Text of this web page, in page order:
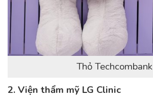
Thỏ Techcombank
2. Viện thẩm mỹ LG Clinic